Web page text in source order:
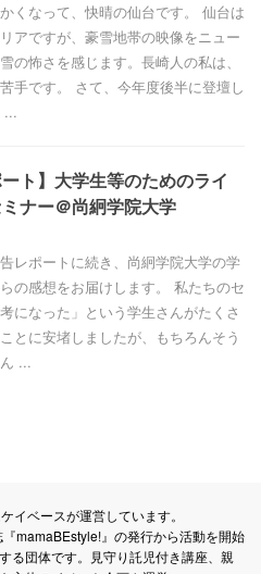
くなって、快晴の仙台です。 仙台は
アですが、豪雪地帯の映像をニュー
の怖さを感じます。長崎人の私は、
手です。 さて、今年度後半に登壇し
...
ート】大学生等のためのライ
ナー＠尚絅学院大学
レポートに続き、尚絅学院大学の学
の感想をお届けします。 私たちのセ
になった」という学生さんがたくさ
とに安堵しましたが、もちろんそう
...
イベースが運営しています。
mamaBEstyle!』の発行から活動を開始
る団体です。見守り託児付き講座、親